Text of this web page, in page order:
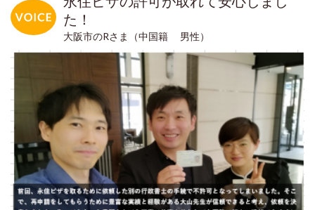
た！
大阪市のRさま（中国籍 男性）